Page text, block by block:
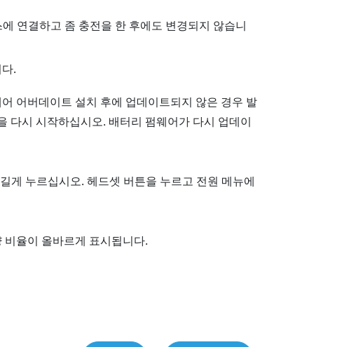
연결하고 좀 충전을 한 후에도 변경되지 않습니
.
어버데이트 설치 후에 업데이트되지 않은 경우 발
다시 시작하십시오. 배터리 펌웨어가 다시 업데이
게 누르십시오. 헤드셋 버튼을 누르고 전원 메뉴에
율이 올바르게 표시됩니다.